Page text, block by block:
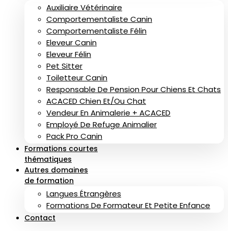
Auxiliaire Vétérinaire
Comportementaliste Canin
Comportementaliste Félin
Eleveur Canin
Eleveur Félin
Pet Sitter
Toiletteur Canin
Responsable De Pension Pour Chiens Et Chats
ACACED Chien Et/ou Chat
Vendeur En Animalerie + ACACED
Employé De Refuge Animalier
Pack Pro Canin
Formations courtes
thématiques
Autres domaines
de formation
Langues Étrangères
Formations De Formateur Et Petite Enfance
Contact